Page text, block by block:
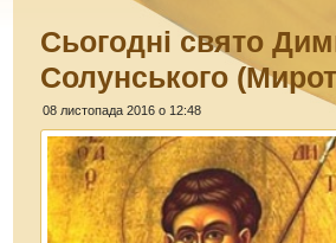
Сьогодні свято
Солунського
08 листопада 2016 о 12:48